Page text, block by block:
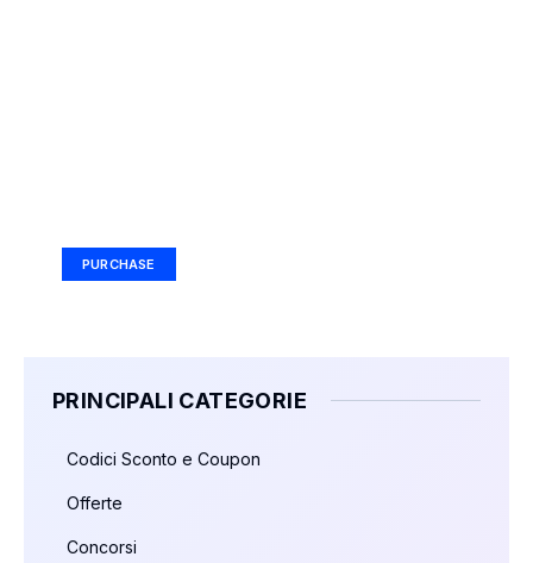
PURCHASE
PRINCIPALI CATEGORIE
Codici Sconto e Coupon
Offerte
Concorsi